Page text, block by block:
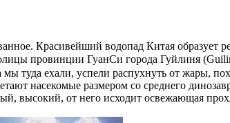
Красивейший водопад Китая образует
провинции ГуанСи города Гуйлиня
туда ехали, успели распухнуть от жары,
насекомые размером со среднего
высокий, от него исходит освежающая